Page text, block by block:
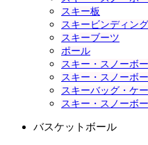
スキー板
スキービンディング
スキーブーツ
ポール
スキー・スノーボ
スキー・スノーボ
スキーバッグ・ケ
スキー・スノーボ
バスケットボール